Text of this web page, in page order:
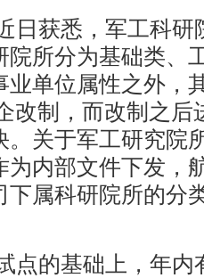
日获悉，军工科研
院所分为基础类、
业单位属性之外，
改制，而改制之后
。关于军工研究院
为内部文件下发，
下属科研院所的分
点的基础上，年内